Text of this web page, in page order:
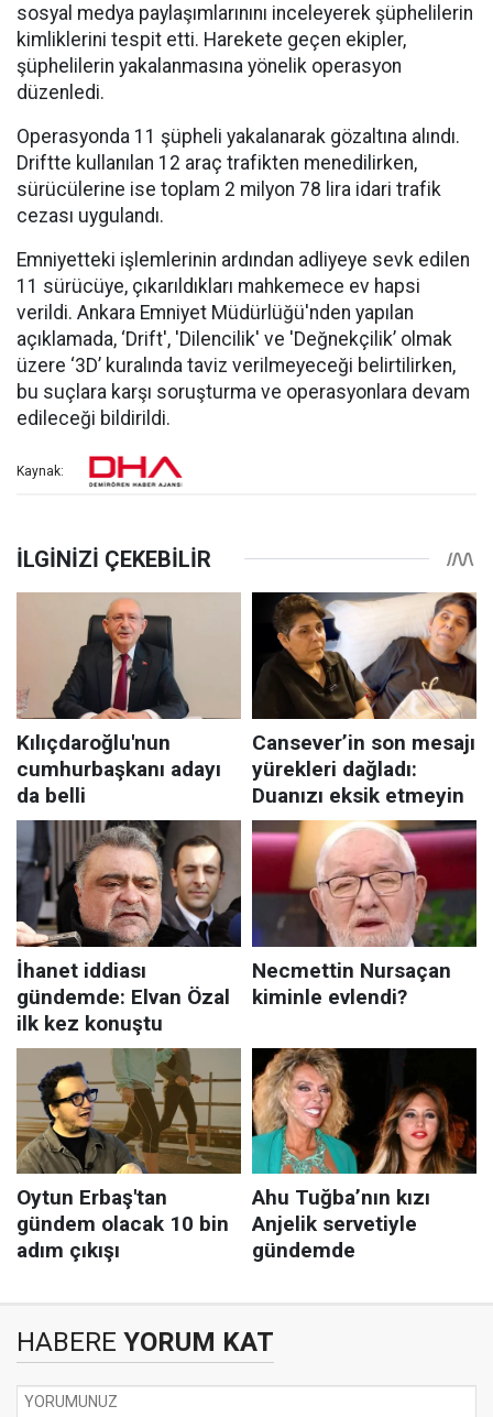
sosyal medya paylaşımlarınını inceleyerek şüphelilerin
kimliklerini tespit etti. Harekete geçen ekipler,
şüphelilerin yakalanmasına yönelik operasyon
düzenledi.
Operasyonda 11 şüpheli yakalanarak gözaltına alındı.
Driftte kullanılan 12 araç trafikten menedilirken,
sürücülerine ise toplam 2 milyon 78 lira idari trafik
cezası uygulandı.
Emniyetteki işlemlerinin ardından adliyeye sevk edilen
11 sürücüye, çıkarıldıkları mahkemece ev hapsi
verildi. Ankara Emniyet Müdürlüğü'nden yapılan
açıklamada, ‘Drift', 'Dilencilik' ve 'Değnekçilik’ olmak
üzere ‘3D’ kuralında taviz verilmeyeceği belirtilirken,
bu suçlara karşı soruşturma ve operasyonlara devam
edileceği bildirildi.
Kaynak:
HABERE YORUM KAT